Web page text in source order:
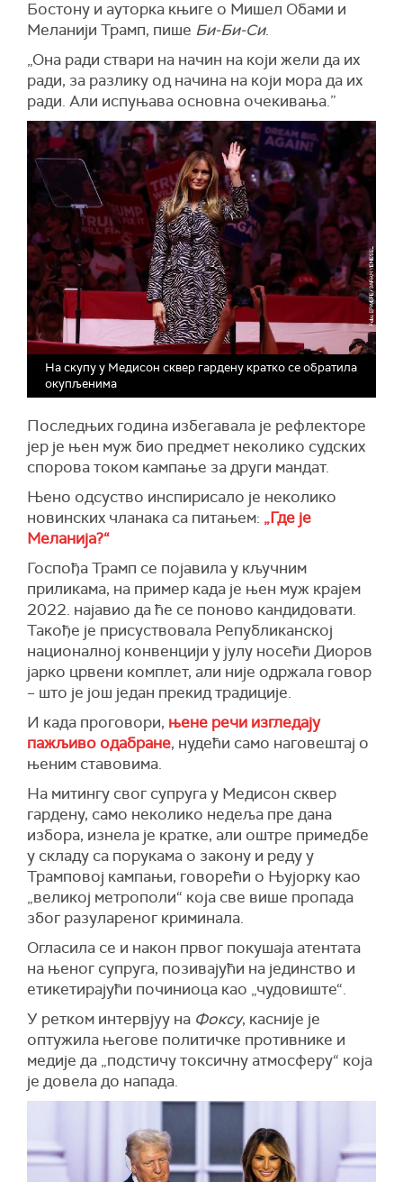
Бостону и ауторка књиге о Мишел Обами и
Меланији Трамп, пише Би-Би-Си.
„Она ради ствари на начин на који жели да их
ради, за разлику од начина на који мора да их
ради. Али испуњава основна очекивања.”
На скупу у Медисон сквер гардену кратко се обратила
окупљенима
Последњих година избегавала је рефлекторе
јер је њен муж био предмет неколико судских
спорова током кампање за други мандат.
Њено одсуство инспирисало је неколико
новинских чланака са питањем: „Где је
Меланија?“
Госпођа Трамп се појавила у кључним
приликама, на пример када је њен муж крајем
2022. најавио да ће се поново кандидовати.
Такође је присуствовала Републиканској
националној конвенцији у јулу носећи Диоров
јарко црвени комплет, али није одржала говор
– што је још један прекид традиције.
И када проговори, њене речи изгледају
пажљиво одабране, нудећи само наговештај о
њеним ставовима.
На митингу свог супруга у Медисон сквер
гардену, само неколико недеља пре дана
избора, изнела је кратке, али оштре примедбе
у складу са порукама о закону и реду у
Трамповој кампањи, говорећи о Њујорку као
„великој метрополи“ која све више пропада
због разулареног криминала.
Огласила се и након првог покушаја атентата
на њеног супруга, позивајући на јединство и
етикетирајући починиоца као „чудовиште“.
У ретком интервјуу на Фоксу, касније је
оптужила његове политичке противнике и
медије да „подстичу токсичну атмосферу“ која
је довела до напада.